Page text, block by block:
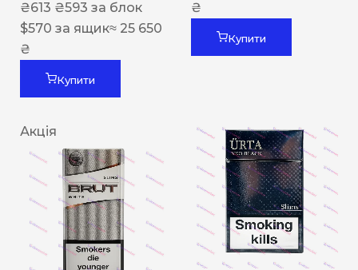
₴613 ₴593 за блок
$570 за ящик≈ 25 650
₴
Купити
₴
Купити
Акція